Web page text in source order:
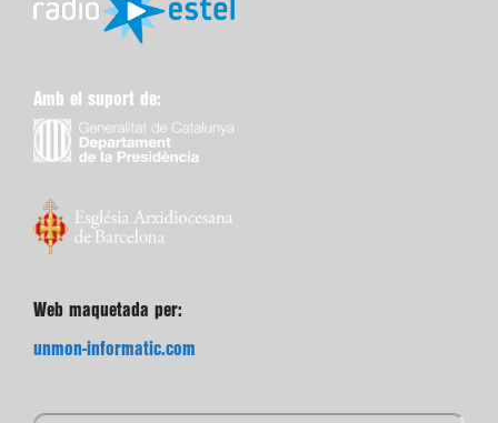
Amb el suport de:
Web maquetada per:
unmon-informatic.com